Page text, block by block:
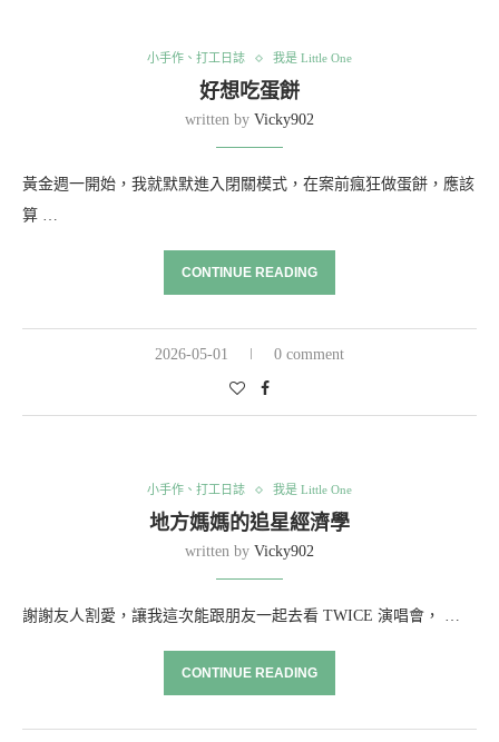
小手作、打工日誌 我是 Little One
好想吃蛋餅
written by Vicky902
黃金週一開始，我就默默進入閉關模式，在案前瘋狂做蛋餅，應該
算 …
CONTINUE READING
2026-05-01 0 comment
小手作、打工日誌 我是 Little One
地方媽媽的追星經濟學
written by Vicky902
謝謝友人割愛，讓我這次能跟朋友一起去看 TWICE 演唱會， …
CONTINUE READING